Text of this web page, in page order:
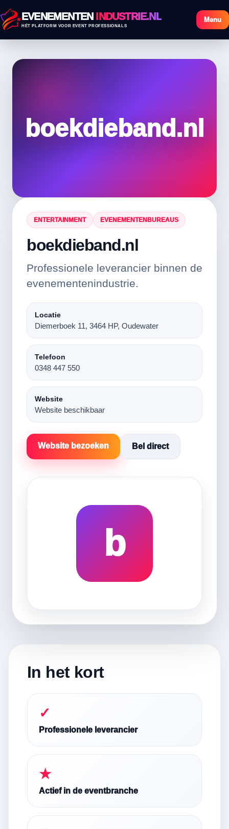
EVENEMENTEN INDUSTRIE.NL
HÉT PLATFORM VOOR EVENT PROFESSIONALS
Menu
boekdieband.nl
ENTERTAINMENT EVENEMENTENBUREAUS
boekdieband.nl
Professionele leverancier binnen de
evenementenindustrie.
Locatie
Diemerboek 11, 3464 HP, Oudewater
Telefoon
0348 447 550
Website
Website beschikbaar
Website bezoeken Bel direct
b
In het kort
✓
Professionele leverancier
★
Actief in de eventbranche